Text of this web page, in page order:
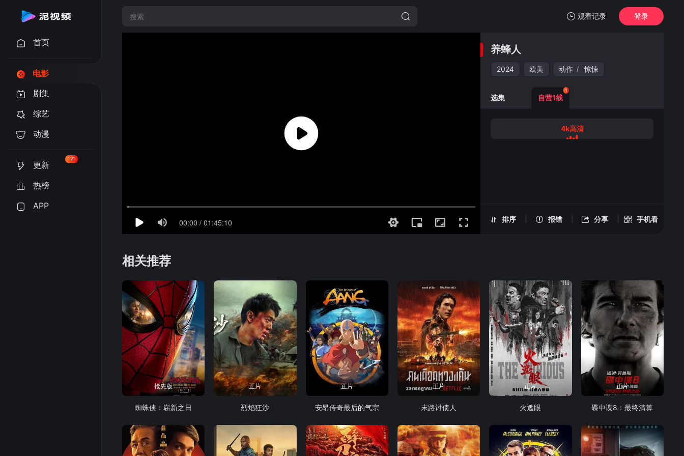
观看记录
我的观影记录
4k高清
养蜂人
登录
首页
电影
剧集
综艺
动漫
更新
121
热榜
APP
养蜂人
2024 欧美 动作 / 惊悚
排序 报错 分享 手机看
养蜂人 -4k高清
选集 自营1线
1
4k高清
相关推荐
抢先版
蜘蛛侠：崭新之日
正片
烈焰狂沙
正片
安昂传奇最后的气宗
正片
末路讨债人
正片
火遮眼
正片
碟中谍8：最终清算